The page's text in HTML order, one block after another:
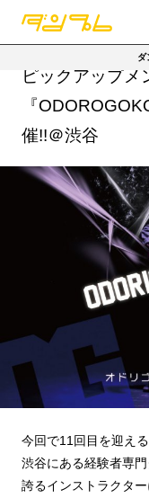
ダ
ピックアップメ
『
催!!＠渋谷
今回で11回目を迎え
渋谷にある経験者専
誇るインストラクター